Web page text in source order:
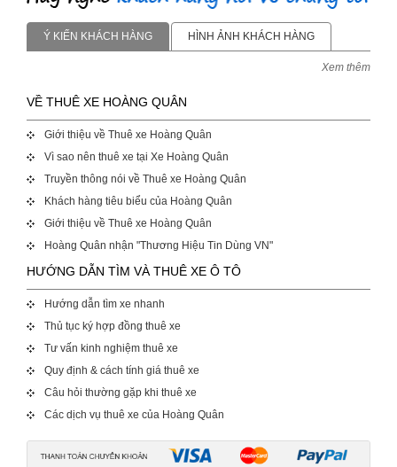
Ý KIẾN KHÁCH HÀNG HÌNH ẢNH KHÁCH HÀNG
Xem thêm
VỀ THUÊ XE HOÀNG QUÂN
Giới thiệu về Thuê xe Hoàng Quân
Vì sao nên thuê xe tại Xe Hoàng Quân
Truyền thông nói về Thuê xe Hoàng Quân
Khách hàng tiêu biểu của Hoàng Quân
Giới thiệu về Thuê xe Hoàng Quân
Hoàng Quân nhận "Thương Hiệu Tin Dùng VN"
HƯỚNG DẪN TÌM VÀ THUÊ XE Ô TÔ
Hướng dẫn tìm xe nhanh
Thủ tục ký hợp đồng thuê xe
Tư vấn kinh nghiệm thuê xe
Quy định & cách tính giá thuê xe
Câu hỏi thường gặp khi thuê xe
Các dịch vụ thuê xe của Hoàng Quân